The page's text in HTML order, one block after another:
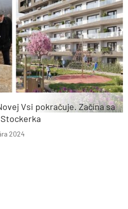
Vsi pokračuje. Začína sa
2024